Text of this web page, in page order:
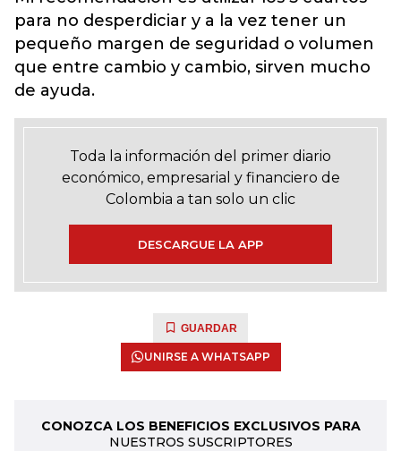
para no desperdiciar y a la vez tener un
pequeño margen de seguridad o volumen
que entre cambio y cambio, sirven mucho
de ayuda.
Toda la información del primer diario
económico, empresarial y financiero de
Colombia a tan solo un clic
DESCARGUE LA APP
GUARDAR
UNIRSE A WHATSAPP
CONOZCA LOS BENEFICIOS EXCLUSIVOS PARA
NUESTROS SUSCRIPTORES